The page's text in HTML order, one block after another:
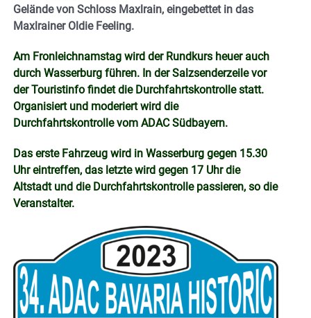
Gelände von Schloss Maxlrain, eingebettet in das
Maxlrainer Oldie Feeling.
Am Fronleichnamstag wird der Rundkurs heuer auch
durch Wasserburg führen. In der Salzsenderzeile vor
der Touristinfo findet die Durchfahrtskontrolle statt.
Organisiert und moderiert wird die
Durchfahrtskontrolle vom ADAC Südbayern.
Das erste Fahrzeug wird in Wasserburg gegen 15.30
Uhr eintreffen, das letzte wird gegen 17 Uhr die
Altstadt und die Durchfahrtskontrolle passieren, so die
Veranstalter.